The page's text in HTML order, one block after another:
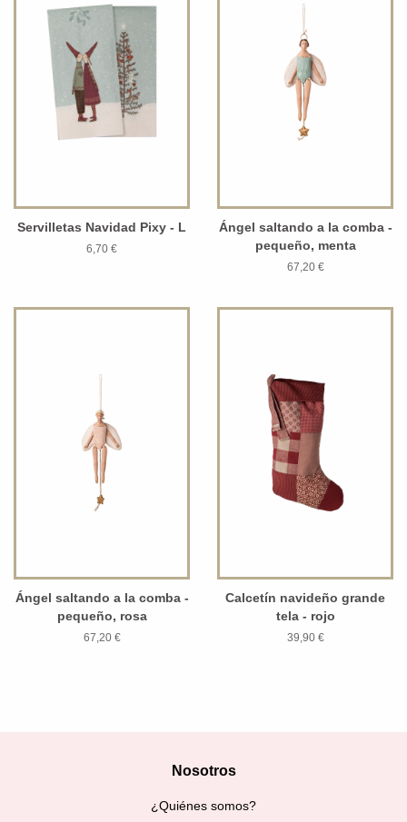
Servilletas Navidad Pixy - L
6,70 €
Ángel saltando a la comba -
pequeño, menta
67,20 €
Ángel saltando a la comba -
pequeño, rosa
67,20 €
Calcetín navideño grande
tela - rojo
39,90 €
Nosotros
¿Quiénes somos?